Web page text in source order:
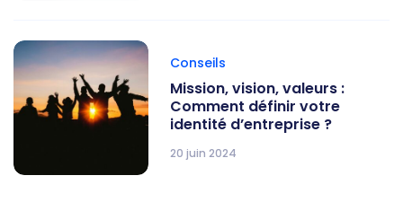
Conseils
Mission, vision, valeurs :
Comment définir votre
identité d’entreprise ?
20 juin 2024